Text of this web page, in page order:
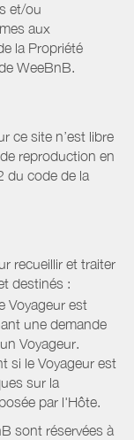
et/ou
aux
la Propriété
WeeBnB.
ce site n’est libre
reproduction en
du code de la
recueillir et traiter
destinés :
Voyageur est
une demande
Voyageur.
si le Voyageur est
sur la
par l'Hôte.
sont réservées à